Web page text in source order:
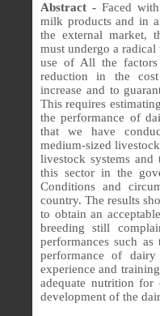
Abstract -Faced
milk products and in
the external market,
must undergo a
use of All the
reduction in the
increase and to
This requires
the performance of
that we have
medium-sized
livestock systems
this sector in the
Conditions and
country. The results
to obtain an
breeding still
performances such
performance of
experience and
adequate nutrition
development of the